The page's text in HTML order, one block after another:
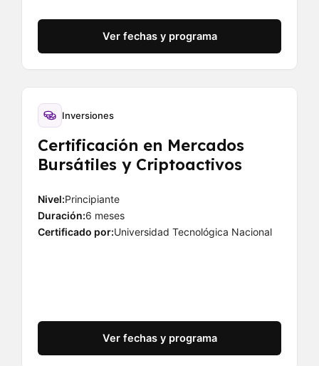
Ver fechas y programa
Inversiones
Certificación en Mercados
Bursátiles y Criptoactivos
Nivel:Principiante
Duración:6 meses
Certificado por:Universidad Tecnológica Nacional
Ver fechas y programa